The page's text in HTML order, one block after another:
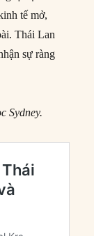
tế mở,
Thái Lan
sự ràng
Sydney.